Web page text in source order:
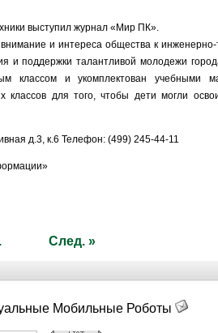
выступил журнал «Мир ПК».
и интереса общества к инженерно-
и поддержки талантливой молодежи
классом и укомплектован учебными
классов для того, чтобы дети могли
д.3, к.6 Телефон: (499) 245-44-11
След. »
Мобильные Роботы